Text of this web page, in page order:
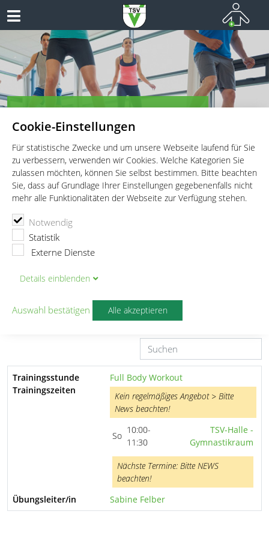
Cookie-Einstellungen
Für statistische Zwecke und um unsere Webseite laufend für Sie
zu verbessern, verwenden wir Cookies. Welche Kategorien Sie
zulassen möchten, können Sie selbst bestimmen. Bitte beachten
Sie, dass auf Grundlage Ihrer Einstellungen gegebenenfalls nicht
mehr alle Funktionalitäten der Webseite zur Verfügung stehen.
Notwendig
Statistik
Externe Dienste
Details einblenden
Auswahl bestätigen Alle akzeptieren
Fitness für Jung und Alt!
TSV Vaterstetten e.V.
Trainingsstunden der Abteilung
Fitness
Sonntag
Trainingsstunde
Full Body Workout
Trainingszeiten
Kein regelmäßiges Angebot > Bitte
News beachten!
So
10:00-
11:30
TSV-Halle -
Gymnastikraum
Nächste Termine: Bitte NEWS
beachten!
Übungsleiter/in
Sabine Felber